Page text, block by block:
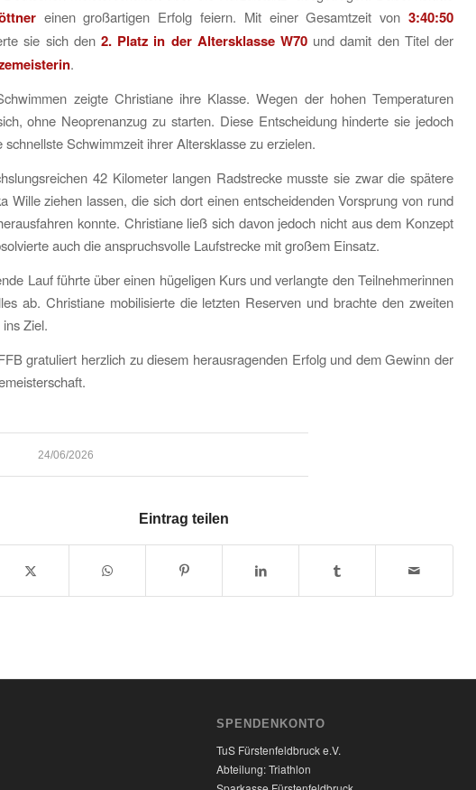
einen großartigen Erfolg feiern. Mit einer Gesamtzeit von3:40:50
sie sich den 2. Platz in der Altersklasse W70 und damit den Titel der
.
zeigte Christiane ihre Klasse. Wegen der hohen Temperaturen
ohne Neoprenanzug zu starten. Diese Entscheidung hinderte sie jedoch
schnellste Schwimmzeit ihrer Altersklasse zu erzielen.
42 Kilometer langen Radstrecke musste sie zwar die spätere
Wille ziehen lassen, die sich dort einen entscheidenden Vorsprung von rund
konnte. Christiane ließ sich davon jedoch nicht aus dem Konzept
auch die anspruchsvolle Laufstrecke mit großem Einsatz.
Lauf führte über einen hügeligen Kurs und verlangte den Teilnehmerinnen
ab. Christiane mobilisierte die letzten Reserven und brachte den zweiten
Ziel.
gratuliert herzlich zu diesem herausragenden Erfolg und dem Gewinn der
24/06/2026
Eintrag teilen
SPENDENKONTO
TuS Fürstenfeldbruck e.V.
Abteilung: Triathlon